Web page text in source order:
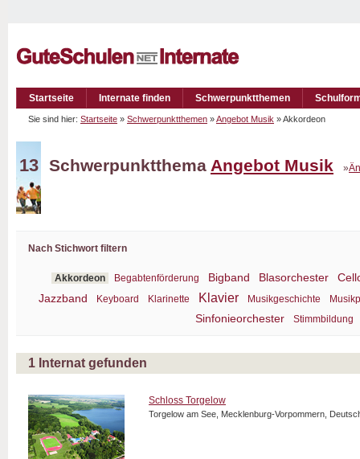
Startseite Internate finden Schwerpunktthemen
Sie sind hier: Startseite » Schwerpunktthemen »Angebot Musik » Akkordeon
13 Schwerpunktthema Angebot Musik »
Nach Stichwort filtern
Akkordeon Begabtenförderung Bigband Blasorchester
Jazzband
Keyboard Klarinette Klavier Musikgeschichte
Sinfonieorchester Stimmbildung
1 Internat gefunden
Schloss Torgelow
Torgelow am See, Mecklenburg-Vorpommern,